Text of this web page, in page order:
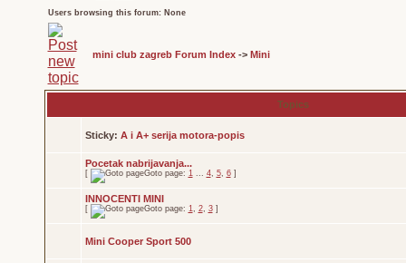
Users browsing this forum: None
mini club zagreb Forum Index-> Mini
Topics
Sticky: A i A+ serija motora-popis
Pocetak nabrijavanja...
[ Goto page: 1... 4, 5, 6]
INNOCENTI MINI
[ Goto page: 1, 2, 3]
Mini Cooper Sport 500